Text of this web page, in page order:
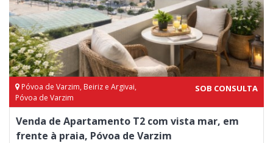
Póvoa de Varzim, Beiriz e Argivai,
Póvoa de Varzim
SOB CONSULTA
Venda de Apartamento T2 com vista mar, em
frente à praia, Póvoa de Varzim